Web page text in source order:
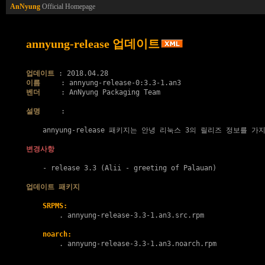
AnNyung Official Homepage
annyung-release 업데이트
업데이트
이름
벤더
     : AnNyung Packaging Team
설명
     :
annyung-release 패키지는 안녕 리눅스 3의 릴리즈 정보를 가
변경사항
    - release 3.3 (Alii - greeting of Palauan)
업데이트 패키지
SRPMS:
        .
annyung-release-3.3-1.an3.src.rpm
noarch:
        .
annyung-release-3.3-1.an3.noarch.rpm